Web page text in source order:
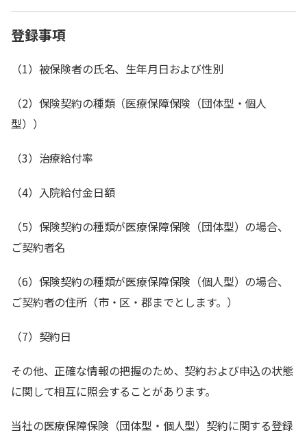
登録事項
（1）被保険者の氏名、生年月日および性別
（2）保険契約の種類（医療保障保険（団体型・個人
型））
（3）治療給付率
（4）入院給付金日額
（5）保険契約の種類が医療保障保険（団体型）の場合、
ご契約者名
（6）保険契約の種類が医療保障保険（個人型）の場合、
ご契約者の住所（市・区・郡までとします。）
（7）契約日
その他、正確な情報の把握のため、契約および申込の状態
に関して相互に照会することがあります。
当社の医療保障保険（団体型・個人型）契約に関する登録